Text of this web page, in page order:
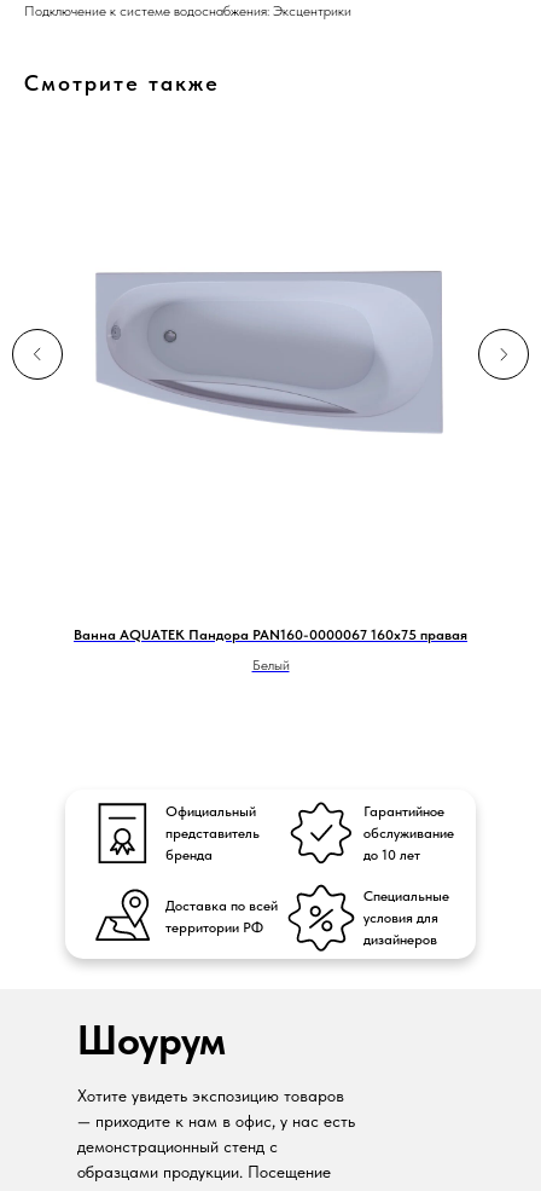
Подключение к системе водоснабжения: Эксцентрики
Смотрите также
Ванна AQUATEK Пандора PAN160-0000067 160х75 правая
Белый
Официальный
представитель
бренда
Доставка по всей
территории РФ
Гарантийное
обслуживание
до 10 лет
Специальные
условия для
дизайнеров
Шоурум
Хотите увидеть экспозицию товаров
— приходите к нам в офис, у нас есть
демонстрационный стенд с
образцами продукции. Посещение